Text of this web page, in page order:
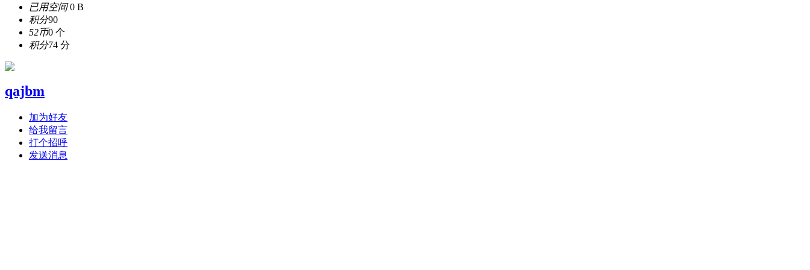
已用空间0 B
积分90
52币0 个
积分74 分
qajbm
加为好友
给我留言
打个招呼
发送消息